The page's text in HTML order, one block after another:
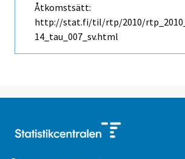
Åtkomstsätt:
http://stat.fi/til/rtp/2010/
14_tau_007_sv.html